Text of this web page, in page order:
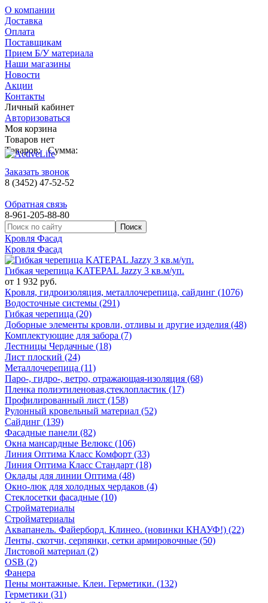
О компании
Доставка
Оплата
Поставщикам
Прием Б/У материала
Наши магазины
Новости
Акции
Контакты
Личный кабинет
Авторизоваться
Моя корзина
Товаров нет
Товаров: Сумма:
Заказать звонок
8 (3452) 47-52-52
Обратная связь
8-961-205-88-80
Кровля Фасад
Кровля Фасад
Гибкая черепица KATEPAL Jazzy 3 кв.м/уп.
от 1 932 руб.
Кровля, гидроизоляция, металлочерепица, сайдинг (1076)
Водосточные системы (291)
Гибкая черепица (20)
Доборные элементы кровли, отливы и другие изделия (48)
Комплектующие для забора (7)
Лестницы Чердачные (18)
Лист плоский (24)
Металлочерепица (11)
Паро-, гидро-, ветро, отражающая-изоляция (68)
Пленка полиэтиленовая,стеклопластик (17)
Профилированный лист (158)
Рулонный кровельный материал (52)
Сайдинг (139)
Фасадные панели (82)
Окна мансардные Велюкс (106)
Линия Оптима Класс Комфорт (33)
Линия Оптима Класс Стандарт (18)
Оклады для линии Оптима (48)
Окно-люк для холодных чердаков (4)
Стеклосетки фасадные (10)
Стройматериалы
Стройматериалы
Аквапанель. Файерборд. Клинео. (новинки КНАУФ!) (22)
Ленты, скотчи, серпянки, сетки армировочные (50)
Листовой материал (2)
OSB (2)
Фанера
Пены монтажные. Клеи. Герметики. (132)
Герметики (31)